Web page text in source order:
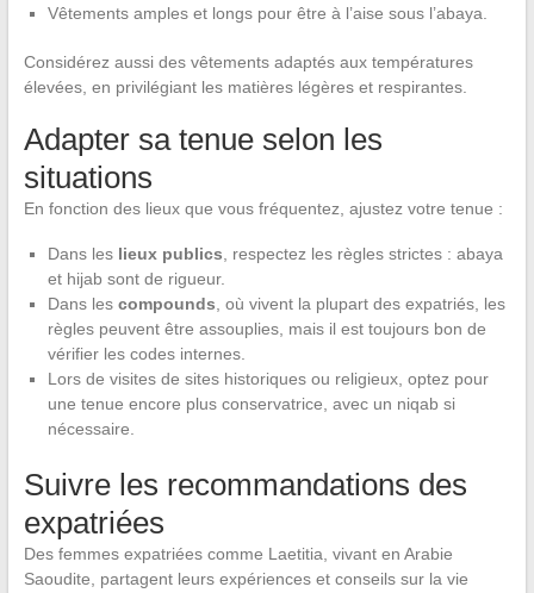
Vêtements amples et longs pour être à l’aise sous l’abaya.
Considérez aussi des vêtements adaptés aux températures
élevées, en privilégiant les matières légères et respirantes.
Adapter sa tenue selon les
situations
En fonction des lieux que vous fréquentez, ajustez votre tenue :
Dans les lieux publics, respectez les règles strictes : abaya
et hijab sont de rigueur.
Dans les compounds, où vivent la plupart des expatriés, les
règles peuvent être assouplies, mais il est toujours bon de
vérifier les codes internes.
Lors de visites de sites historiques ou religieux, optez pour
une tenue encore plus conservatrice, avec un niqab si
nécessaire.
Suivre les recommandations des
expatriées
Des femmes expatriées comme Laetitia, vivant en Arabie
Saoudite, partagent leurs expériences et conseils sur la vie